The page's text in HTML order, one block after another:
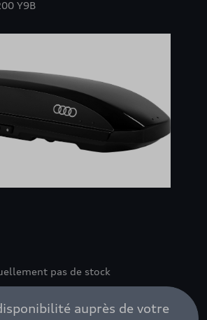
Y9B
pas de stock
auprès de votre